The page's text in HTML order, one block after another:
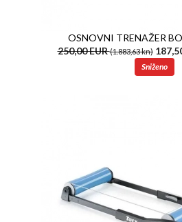
OSNOVNI TRENAŽER
250,00 EUR(1.883,63 kn)
Sniženo